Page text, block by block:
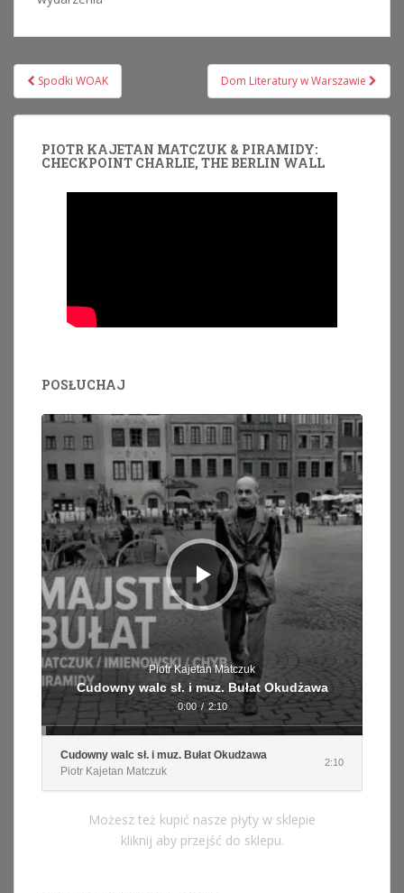
Nawigacja
wpisu
Spodki WOAK Dom Literatury w Warszawie
PIOTR KAJETAN MATCZUK & PIRAMIDY:
CHECKPOINT CHARLIE, THE BERLIN WALL
POSŁUCHAJ
Odtwarzacz
dźwiękowych
Piotr Kajetan Matczuk
Cudowny walc sł. i muz. Bułat Okudżawa
0:00 / 2:10
Cudowny walc sł. i muz. Bułat Okudżawa
Piotr Kajetan Matczuk
2:10
Możesz też kupić nasze płyty w sklepie
kliknij aby przejść do sklepu.